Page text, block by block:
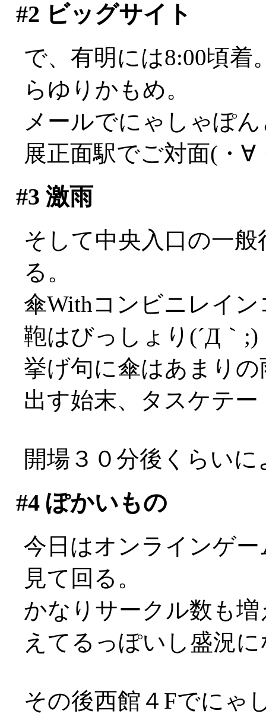
#2 ビッグサイト
で、有明には8:00頃着
らゆりかもめ。
メールでにゃしゃぽ
展正面駅でご対面(・∀
#3 激雨
そして中央入口の一
る。
傘Withコンビニレイ
鞄はびっしょり(´Д｀;)
挙げ句に傘はあまり
出す始末、タスケテー
開場３０分後くらい
#4ぽかいもの
今日はオンラインゲ
見て回る。
かなりサークル数も
えてるっぽいし盛況
その後西館４Fでにゃ